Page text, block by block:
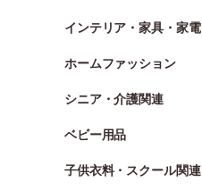
インテリア・家具・家電
ホームファッション
シニア・介護関連
ベビー用品
子供衣料・スクール関連